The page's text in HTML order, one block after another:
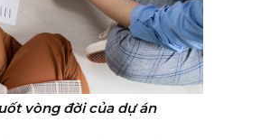
vòng đời của dự án